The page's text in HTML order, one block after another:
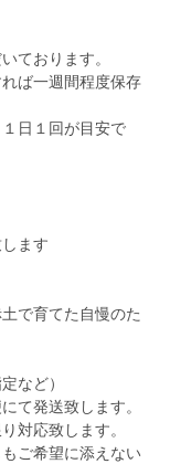
ております。
ば一週間程度保存
日１回が目安で
ます
で育てた自慢のた
など）
て発送致します。
対応致します。
ご希望に添えない